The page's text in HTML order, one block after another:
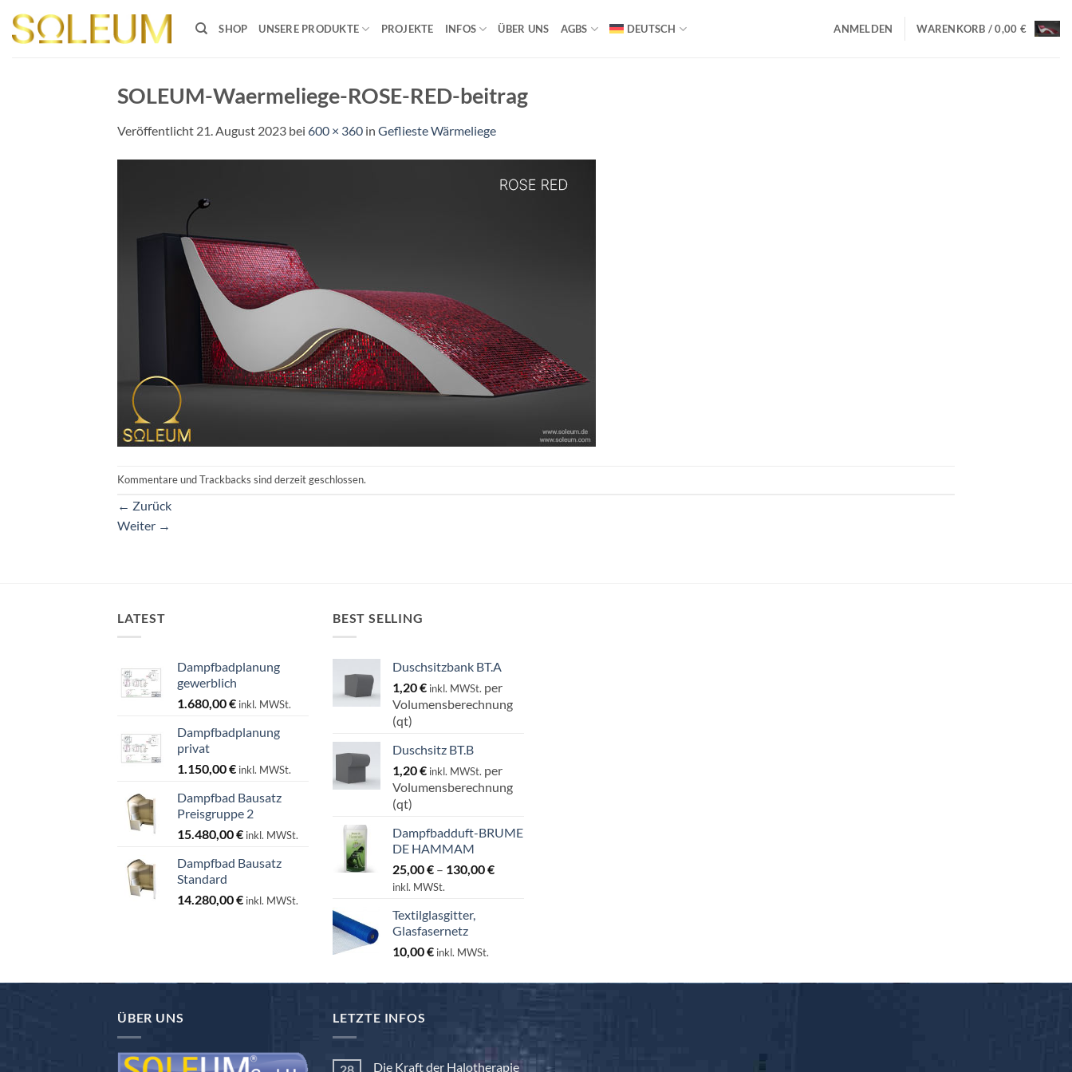
Inhalt
springen
SHOP UNSERE PRODUKTE PROJEKTE INFOS ÜBER UNS AGBS DEUTSCH ANMELDEN WARENKORB /0,00 €
SOLEUM-Waermeliege-ROSE-RED-beitrag
Veröffentlicht 21. August 2023 bei 600 × 360 in Geflieste Wärmeliege
Kommentare und Trackbacks sind derzeit geschlossen.
← Zurück
Weiter →
LATEST
Dampfbadplanung
gewerblich
1.680,00€ inkl. MWSt.
Dampfbadplanung
privat
1.150,00€ inkl. MWSt.
Dampfbad Bausatz
Preisgruppe 2
15.480,00€ inkl. MWSt.
Dampfbad Bausatz
Standard
14.280,00€ inkl. MWSt.
BEST SELLING
Duschsitzbank BT.A
1,20€ inkl. MWSt. per
Volumensberechnung
(qt)
Duschsitz BT.B
1,20€ inkl. MWSt. per
Volumensberechnung
(qt)
Dampfbadduft-BRUME
DE HAMMAM
25,00€ – 130,00€Preisspanne:
inkl. MWSt.
Textilglasgitter,
Glasfasernetz
10,00€ inkl. MWSt.
ÜBER UNS LETZTE INFOS
Die Kraft der Halotherapie